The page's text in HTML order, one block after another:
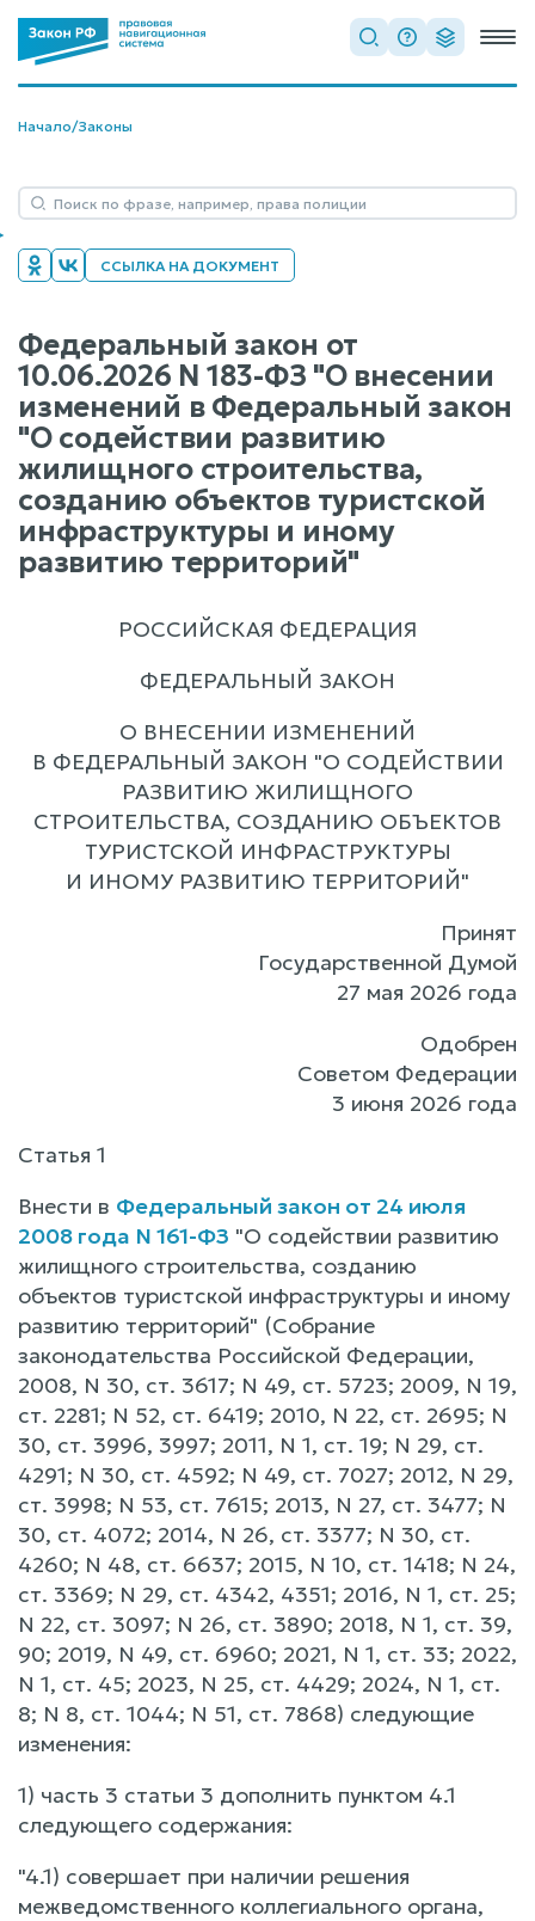
Начало/Законы
ССЫЛКА НА ДОКУМЕНТ
Федеральный закон от
10.06.2026 N 183-ФЗ "О внесении
изменений в Федеральный закон
"О содействии развитию
жилищного строительства,
созданию объектов туристской
инфраструктуры и иному
развитию территорий"
РОССИЙСКАЯ ФЕДЕРАЦИЯ
ФЕДЕРАЛЬНЫЙ ЗАКОН
О ВНЕСЕНИИ ИЗМЕНЕНИЙ
В ФЕДЕРАЛЬНЫЙ ЗАКОН "О СОДЕЙСТВИИ
РАЗВИТИЮ ЖИЛИЩНОГО
СТРОИТЕЛЬСТВА, СОЗДАНИЮ ОБЪЕКТОВ
ТУРИСТСКОЙ ИНФРАСТРУКТУРЫ
И ИНОМУ РАЗВИТИЮ ТЕРРИТОРИЙ"
Принят
Государственной Думой
27 мая 2026 года
Одобрен
Советом Федерации
3 июня 2026 года
Статья 1
Внести в Федеральный закон от 24 июля
2008 года N 161-ФЗ "О содействии развитию
жилищного строительства, созданию
объектов туристской инфраструктуры и иному
развитию территорий" (Собрание
законодательства Российской Федерации,
2008, N 30, ст. 3617; N 49, ст. 5723; 2009, N 19,
ст. 2281; N 52, ст. 6419; 2010, N 22, ст. 2695; N
30, ст. 3996, 3997; 2011, N 1, ст. 19; N 29, ст.
4291; N 30, ст. 4592; N 49, ст. 7027; 2012, N 29,
ст. 3998; N 53, ст. 7615; 2013, N 27, ст. 3477; N
30, ст. 4072; 2014, N 26, ст. 3377; N 30, ст.
4260; N 48, ст. 6637; 2015, N 10, ст. 1418; N 24,
ст. 3369; N 29, ст. 4342, 4351; 2016, N 1, ст. 25;
N 22, ст. 3097; N 26, ст. 3890; 2018, N 1, ст. 39,
90; 2019, N 49, ст. 6960; 2021, N 1, ст. 33; 2022,
N 1, ст. 45; 2023, N 25, ст. 4429; 2024, N 1, ст.
8; N 8, ст. 1044; N 51, ст. 7868) следующие
изменения:
1) часть 3 статьи 3 дополнить пунктом 4.1
следующего содержания:
"4.1) совершает при наличии решения
межведомственного коллегиального органа,